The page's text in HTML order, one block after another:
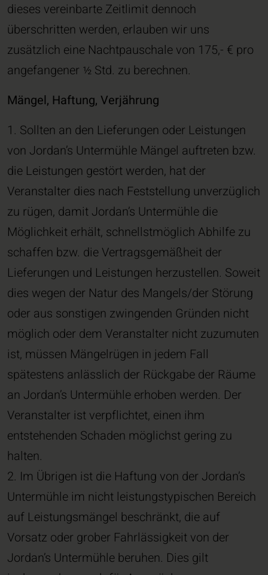
dieses vereinbarte Zeitlimit dennoch
überschritten werden, erlauben wir uns
zusätzlich eine Nachtpauschale von 175,- € pro
angefangener ½ Std. zu berechnen.
Mängel, Haftung, Verjährung
1. Sollten an den Lieferungen oder Leistungen
von Jordan’s Untermühle Mängel auftreten bzw.
die Leistungen gestört werden, hat der
Veranstalter dies nach Feststellung unverzüglich
zu rügen, damit Jordan’s Untermühle die
Möglichkeit erhält, schnellstmöglich Abhilfe zu
schaffen bzw. die Vertragsgemäßheit der
Lieferungen und Leistungen herzustellen. Soweit
dies wegen der Natur des Mangels/der Störung
oder aus sonstigen zwingenden Gründen nicht
möglich oder dem Veranstalter nicht zuzumuten
ist, müssen Mängelrügen in jedem Fall
spätestens anlässlich der Rückgabe der Räume
an Jordan’s Untermühle erhoben werden. Der
Veranstalter ist verpflichtet, einen ihm
entstehenden Schaden möglichst gering zu
halten.
2. Im Übrigen ist die Haftung von der Jordan’s
Untermühle im nicht leistungstypischen Bereich
auf Leistungsmängel beschränkt, die auf
Vorsatz oder grober Fahrlässigkeit von der
Jordan’s Untermühle beruhen. Dies gilt